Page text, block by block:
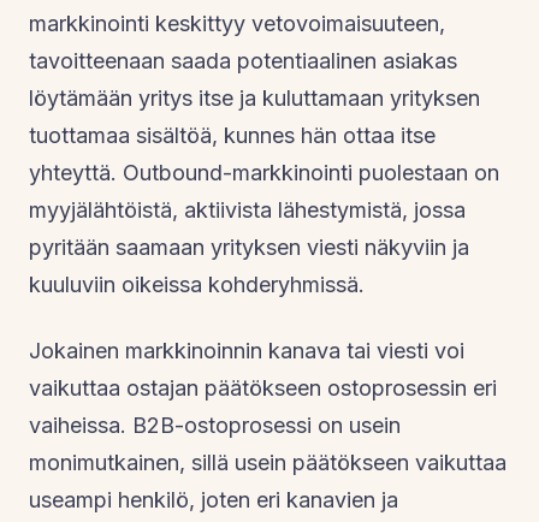
markkinointi keskittyy vetovoimaisuuteen,
tavoitteenaan saada potentiaalinen asiakas
löytämään yritys itse ja kuluttamaan yrityksen
tuottamaa sisältöä, kunnes hän ottaa itse
yhteyttä. Outbound-markkinointi puolestaan on
myyjälähtöistä, aktiivista lähestymistä, jossa
pyritään saamaan yrityksen viesti näkyviin ja
kuuluviin oikeissa kohderyhmissä.
Jokainen markkinoinnin kanava tai viesti voi
vaikuttaa ostajan päätökseen ostoprosessin eri
vaiheissa. B2B-ostoprosessi on usein
monimutkainen, sillä usein päätökseen vaikuttaa
useampi henkilö, joten eri kanavien ja